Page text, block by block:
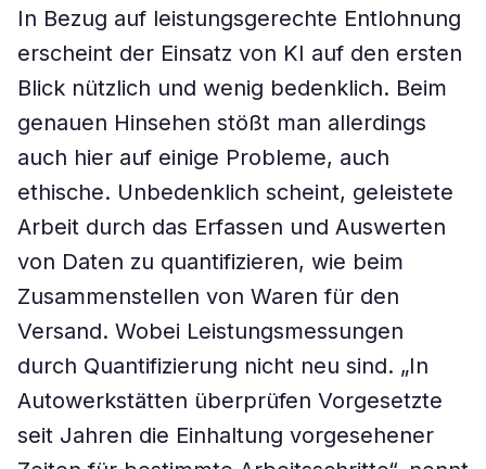
In Bezug auf leistungsgerechte Entlohnung
erscheint der Einsatz von KI auf den ersten
Blick nützlich und wenig bedenklich. Beim
genauen Hinsehen stößt man allerdings
auch hier auf einige Probleme, auch
ethische. Unbedenklich scheint, geleistete
Arbeit durch das Erfassen und Auswerten
von Daten zu quantifizieren, wie beim
Zusammenstellen von Waren für den
Versand. Wobei Leistungsmessungen
durch Quantifizierung nicht neu sind. „In
Autowerkstätten überprüfen Vorgesetzte
seit Jahren die Einhaltung vorgesehener